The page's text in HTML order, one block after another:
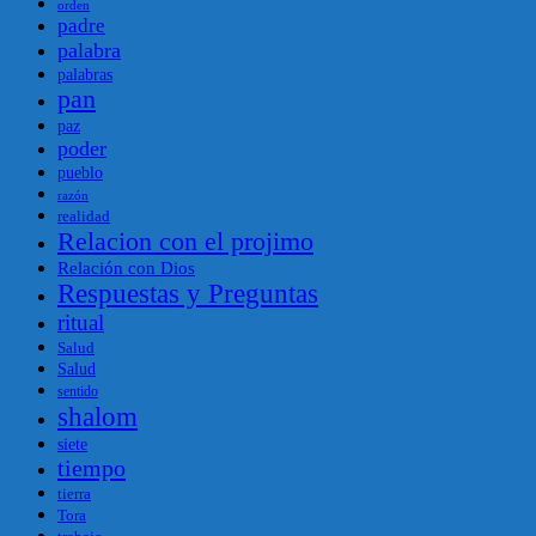
orden
padre
palabra
palabras
pan
paz
poder
pueblo
razón
realidad
Relacion con el projimo
Relación con Dios
Respuestas y Preguntas
ritual
Salud
Salud
sentido
shalom
siete
tiempo
tierra
Tora